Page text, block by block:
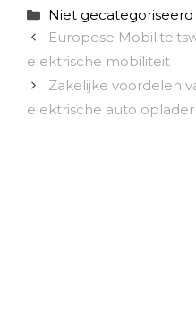
Categorieën
Niet gecategoriseerd
Europese
elektrische mobiliteit
Zakelijke voordelen
elektrische auto